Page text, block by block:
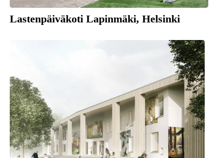
Lastenpäiväkoti Lapinmäki, Helsinki